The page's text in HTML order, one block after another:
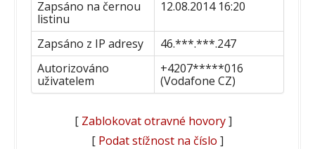
Zapsáno na černou
listinu
12.08.2014 16:20
Zapsáno z IP adresy
46.***.***.247
Autorizováno
uživatelem
+4207*****016
(Vodafone CZ)
[ Zablokovat otravné hovory]
[ Podat stížnost na číslo ]